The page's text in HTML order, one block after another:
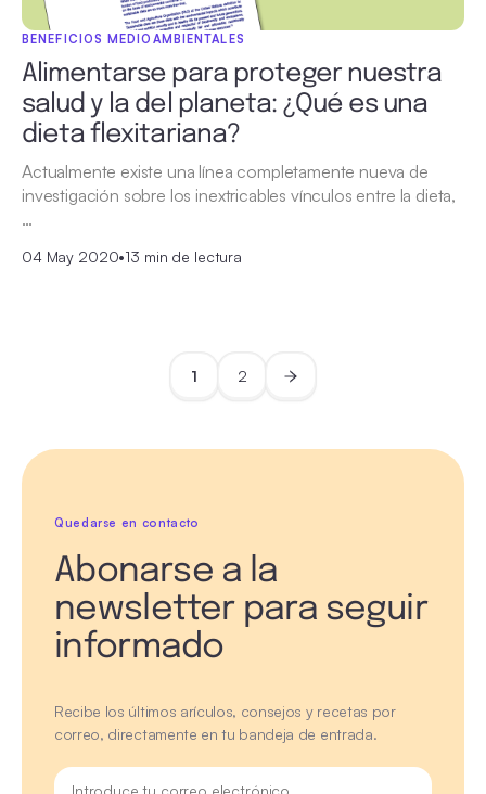
BENEFICIOS MEDIOAMBIENTALES
Alimentarse para proteger nuestra
salud y la del planeta: ¿Qué es una
dieta flexitariana?
Actualmente existe una línea completamente nueva de
investigación sobre los inextricables vínculos entre la dieta,
…
04 May 2020•13 min de lectura
1 2
Quedarse en contacto
Abonarse a la
newsletter para seguir
informado
Recibe los últimos arículos, consejos y recetas por
correo, directamente en tu bandeja de entrada.